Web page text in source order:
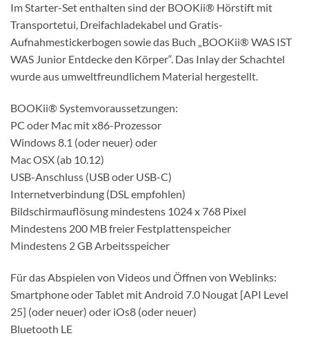
Im Starter-Set enthalten sind der BOOKii® Hörstift mit
Transportetui, Dreifachladekabel und Gratis-
Aufnahmestickerbogen sowie das Buch „BOOKii® WAS IST
WAS Junior Entdecke den Körper“. Das Inlay der Schachtel
wurde aus umweltfreundlichem Material hergestellt.
BOOKii® Systemvoraussetzungen:
PC oder Mac mit x86-Prozessor
Windows 8.1 (oder neuer) oder
Mac OSX (ab 10.12)
USB-Anschluss (USB oder USB-C)
Internetverbindung (DSL empfohlen)
Bildschirmauflösung mindestens 1024 x 768 Pixel
Mindestens 200 MB freier Festplattenspeicher
Mindestens 2 GB Arbeitsspeicher
Für das Abspielen von Videos und Öffnen von Weblinks:
Smartphone oder Tablet mit Android 7.0 Nougat [API Level
25] (oder neuer) oder iOs8 (oder neuer)
Bluetooth LE